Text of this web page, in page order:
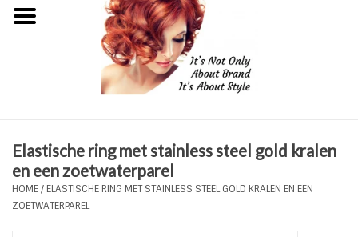
Just for Him
Plus Size Sieraden
Enkelbandjes
Elastische ring met stainless steel gold kralen
en een zoetwaterparel
HOME/ ELASTISCHE RING MET STAINLESS STEEL GOLD KRALEN EN EEN
ZOETWATERPAREL